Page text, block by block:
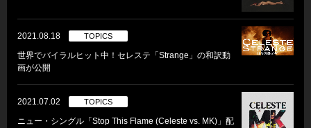
2021.08.18 TOPICS
世界でバイラルヒット中！セレステ「Strange」の和訳動
画が公開
2021.07.02 TOPICS
ニュー・シングル「Stop This Flame (Celeste vs. MK)」配